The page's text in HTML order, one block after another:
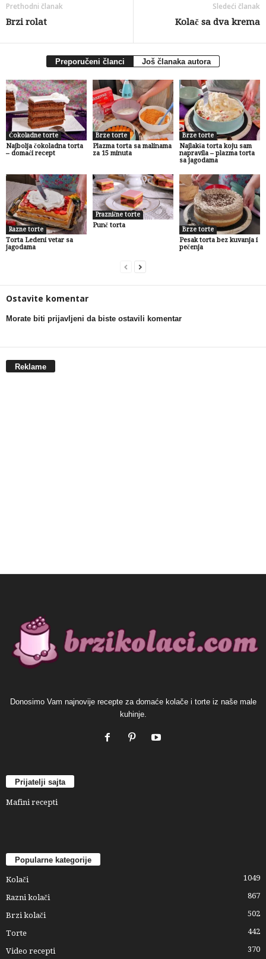
Prethodni članak
Brzi rolat
Sledeći članak
Kolač sa dva krema
Preporučeni članci Još članaka autora
Čokoladne torte
Najbolja čokoladna torta
– domaći recept
Brze torte
Plazma torta sa malinama
za 15 minuta
Brze torte
Najlakša torta koju sam
napravila – plazma torta
sa jagodama
Razne torte
Torta Ledeni vetar sa
jagodama
Praznične torte
Punč torta
Brze torte
Pesak torta bez kuvanja i
pečenja
Ostavite komentar
Morate biti prijavljeni da biste ostavili komentar
Reklame
Donosimo Vam najnovije recepte za domaće kolače i torte iz naše male
kuhinje.
Prijatelji sajta
Mafini recepti
Popularne kategorije
Kolači 1049
Razni kolači 867
Brzi kolači 502
Torte 442
Video recepti 370